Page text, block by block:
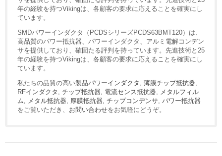
年の経験を持つVikingは、各顧客の要求に応えることを確実にし
ています。
SMDパワーインダクタ（PCDSシリーズPCDS63BMT120）は、
高品質のパワー抵抗器、パワーインダクタ、アルミ電解コンデン
サを提供しており、確固たる評判を持っています。先進技術と25
年の経験を持つVikingは、各顧客の要求に応えることを確実にし
ています。
私たちの品質の高い製品パワーインダクタ , 薄膜チップ抵抗器,
RFインダクタ , チップ抵抗器, 電流センス抵抗器, メタルフィル
ム, メタル抵抗器, 厚膜抵抗器, チップコンデンサ, パワー抵抗器
をご覧いただき、 お問い合わせをお気軽にどうぞ。